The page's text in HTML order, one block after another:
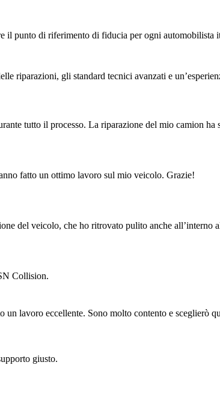
punto di riferimento di fiducia per ogni automobilista
riparazioni, gli standard tecnici avanzati e
tutto il processo. La riparazione del mio camion
fatto un ottimo lavoro sul mio veicolo. Grazie!
del veicolo, che ho ritrovato pulito anche all’interno
Collision.
lavoro eccellente. Sono molto contento e sceglierò
giusto.